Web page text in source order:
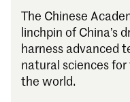
The Chinese
linchpin of China’s
harness advanced
natural sciences
the world.